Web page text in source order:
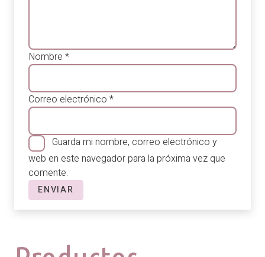
Nombre *
Correo electrónico *
Guarda mi nombre, correo electrónico y
web en este navegador para la próxima vez que
comente.